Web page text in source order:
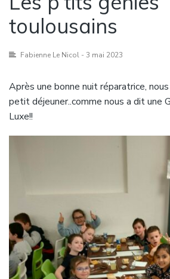
toulousains
Fabienne Le Nicol - 3 mai 2023
Après une bonne nuit réparatrice,
petit déjeuner..comme nous a dit une
Luxe!!